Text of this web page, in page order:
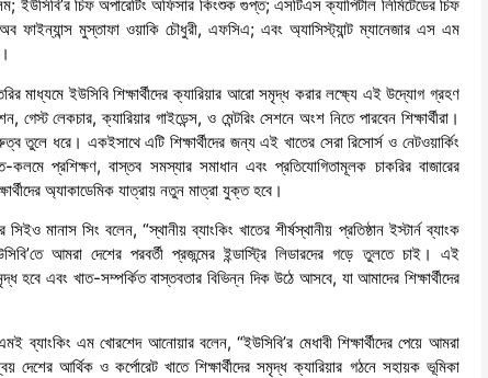
ইউসিবি’র চিফ অপারেটিং অফিসার কিংশুক গুপ্ত; এসটিএস ক্যাপিটাল লিমিটেডের চিফ
মুস্তাফা ওয়াকি চৌধুরী, এফসিএ; এবং অ্যাসিস্ট্যান্ট ম্যানেজার এস এম
মাধ্যমে ইউসিবি শিক্ষার্থীদের ক্যারিয়ার আরো সমৃদ্ধ করার লক্ষ্যে এই উদ্যোগ গ্রহণ
লেকচার, ক্যারিয়ার গাইডেন্স, ও মেন্টরিং সেশনে অংশ নিতে পারবেন শিক্ষার্থীরা।
তুলে ধরে। একইসাথে এটি শিক্ষার্থীদের জন্য এই খাতের সেরা রিসোর্স ও নেটওয়ার্কিং
প্রশিক্ষণ, বাস্তব সমস্যার সমাধান এবং প্রতিযোগিতামূলক চাকরির বাজারের
অ্যাকাডেমিক যাত্রায় নতুন মাত্রা যুক্ত হবে।
মানাস সিং বলেন, “স্থানীয় ব্যাংকিং খাতের শীর্ষস্থানীয় প্রতিষ্ঠান ইস্টার্ন ব্যাংক
আমরা দেশের পরবর্তী প্রজন্মের ইন্ডাস্ট্রি লিডারদের গড়ে তুলতে চাই। এই
হবে এবং খাত-সম্পর্কিত বাস্তবতার বিভিন্ন দিক উঠে আসবে, যা আমাদের শিক্ষার্থীদের
ব্যাংকিং এম খোরশেদ আনোয়ার বলেন, “ইউসিবি’র মেধাবী শিক্ষার্থীদের পেয়ে আমরা
দেশের আর্থিক ও কর্পোরেট খাতে শিক্ষার্থীদের সমৃদ্ধ ক্যারিয়ার গঠনে সহায়ক ভূমিকা